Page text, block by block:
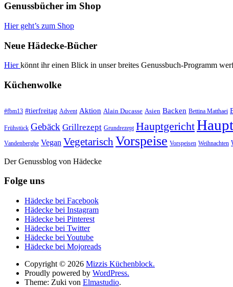
Genussbücher im Shop
Hier geht’s zum Shop
Neue Hädecke-Bücher
Hierkönnt ihr einen Blick in unser breites Genussbuch-Programm
Küchenwolke
#fbm13 #tierfreitag Advent Aktion Alain Ducasse Asien Backen Bettina Matthaei
Frühstück Gebäck Grillrezept Grundrezept Hauptgericht
Vandenberghe Vegan Vegetarisch Vorspeise Vorspeisen Weihnachten
Der Genussblog von Hädecke
Folge uns
Hädecke bei Facebook
Hädecke bei Instagram
Hädecke bei Pinterest
Hädecke bei Twitter
Hädecke bei Youtube
Hädecke bei Mojoreads
Copyright © 2026 Mizzis Küchenblock.
Proudly powered by WordPress.
Theme: Zuki von Elmastudio.